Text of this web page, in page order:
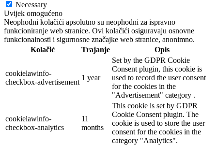
Necessary
Uvijek omogućeno
Neophodni kolačići apsolutno su neophodni za ispravno
funkcioniranje web stranice. Ovi kolačići osiguravaju osnovne
funkcionalnosti i sigurnosne značajke web stranice, anonimno.
Kolačić
Trajanje Opis
cookielawinfo-
checkbox-advertisement
1 year
Set by the GDPR Cookie
Consent plugin, this cookie is
used to record the user consent
for the cookies in the
"Advertisement" category .
cookielawinfo-
checkbox-analytics
11
months
This cookie is set by GDPR
Cookie Consent plugin. The
cookie is used to store the user
consent for the cookies in the
category "Analytics".